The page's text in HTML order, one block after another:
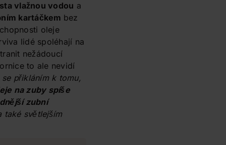
vlažnou vodou a
kartáčkem bez
oleje
lidé spoléhají na
nežádoucí
to ale nevidí
se přikláním k tomu,
na zuby spíše
zubní
také světlejším